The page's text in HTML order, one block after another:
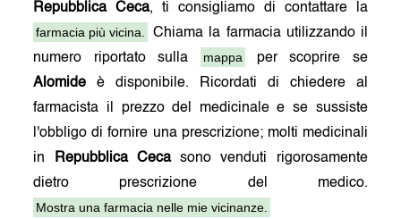
Repubblica Ceca, ti consigliamo di contattare la
farmacia più vicina.
Chiama la farmacia utilizzando il
numero riportato sulla
mappa
per scoprire se
Alomide è disponibile. Ricordati di chiedere al
farmacista il prezzo del medicinale e se sussiste
l'obbligo di fornire una prescrizione; molti medicinali
in
Repubblica Cecasono venduti rigorosamente
dietro prescrizione del medico.
Mostra una farmacia nelle mie vicinanze.